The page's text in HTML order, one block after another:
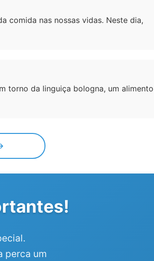
comida nas nossas vidas. Neste dia,
torno da linguiça bologna, um alimento
perca um